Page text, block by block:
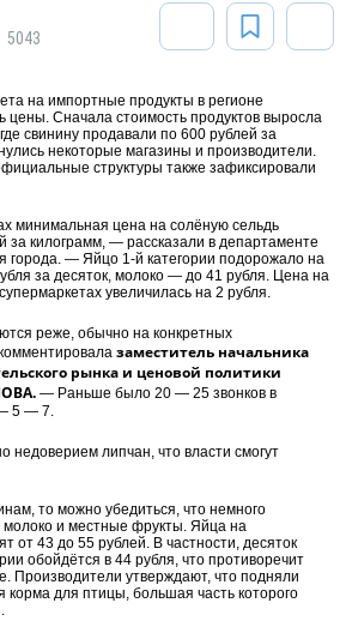
5043
на импортные продукты в регионе
цены. Сначала стоимость продуктов выросла
свинину продавали по 600 рублей за
некоторые магазины и производители.
структуры также зафиксировали
минимальная цена на солёную сельдь
за килограмм, — рассказали в департаменте
города. — Яйцо 1-й категории подорожало на
за десяток, молоко — до 41 рубля. Цена на
увеличилась на 2 рубля.
реже, обычно на конкретных
заместитель начальника
рынка и ценовой политики
— Раньше было 20 — 25 звонков в
5 — 7.
недоверием липчан, что власти смогут
то можно убедиться, что немного
и местные фрукты. Яйца на
от 43 до 55 рублей. В частности, десяток
обойдётся в 44 рубля, что противоречит
Производители утверждают, что подняли
для птицы, большая часть которого